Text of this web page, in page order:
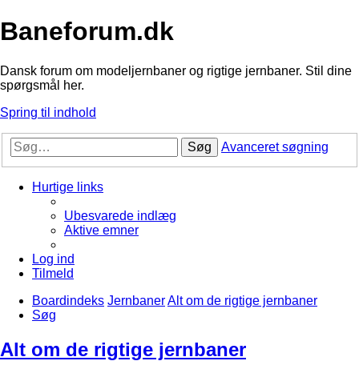
Baneforum.dk
Dansk forum om modeljernbaner og rigtige jernbaner. Stil dine
spørgsmål her.
Spring til indhold
Søg Avanceret søgning
Hurtige links
Ubesvarede indlæg
Aktive emner
Log ind
Tilmeld
Boardindeks JernbanerAlt om de rigtige jernbaner
Søg
Alt om de rigtige jernbaner